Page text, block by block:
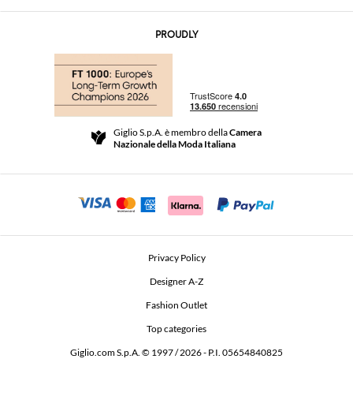
Community Store
Beauty Seekers VIP Club
Resi e Rimborsi
Termini e Condizioni di vendita
Comunicazione di sicurezza
PROUDLY
Giglio S.p.A. è membro dellaCamera
Nazionale della Moda Italiana
Privacy Policy
Designer A-Z
Fashion Outlet
Top categories
Giglio.com S.p.A. © 1997 / 2026 - P.I. 05654840825